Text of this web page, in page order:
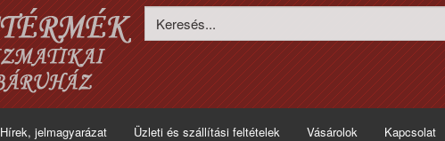
Hírek, jelmagyarázat Üzleti és szállítási feltételek Vásárolok Kapcsolat